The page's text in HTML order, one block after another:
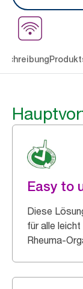
Easy to
Diese
für alle
Rheuma-